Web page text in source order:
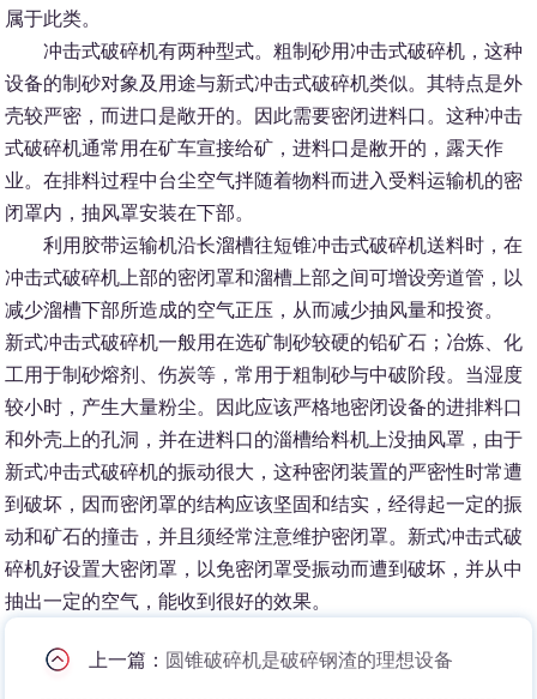
属于此类。
冲击式破碎机有两种型式。粗制砂用冲击式破碎机，这种
设备的制砂对象及用途与新式冲击式破碎机类似。其特点是外
壳较严密，而进口是敞开的。因此需要密闭进料口。这种冲击
式破碎机通常用在矿车宣接给矿，进料口是敝开的，露天作
业。在排料过程中台尘空气拌随着物料而进入受料运输机的密
闭罩内，抽风罩安装在下部。
利用胶带运输机沿长溜槽往短锥冲击式破碎机送料时，在
冲击式破碎机上部的密闭罩和溜槽上部之间可增设旁道管，以
减少溜槽下部所造成的空气正压，从而减少抽风量和投资。
新式冲击式破碎机一般用在选矿制砂较硬的铅矿石；冶炼、化
工用于制砂熔剂、伤炭等，常用于粗制砂与中破阶段。当湿度
较小时，产生大量粉尘。因此应该严格地密闭设备的进排料口
和外壳上的孔洞，并在进料口的淄槽给料机上没抽风罩，由于
新式冲击式破碎机的振动很大，这种密闭装置的严密性时常遭
到破坏，因而密闭罩的结构应该坚固和结实，经得起一定的振
动和矿石的撞击，并且须经常注意维护密闭罩。新式冲击式破
碎机好设置大密闭罩，以免密闭罩受振动而遭到破坏，并从中
抽出一定的空气，能收到很好的效果。
上一篇： 圆锥破碎机是破碎钢渣的理想设备